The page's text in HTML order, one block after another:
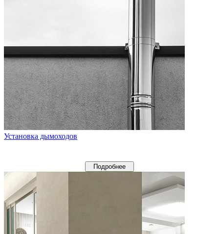
Установка дымоходов
Подробнее